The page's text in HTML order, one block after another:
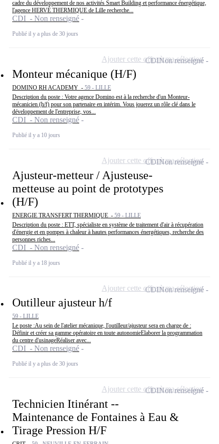
cadre du développement de nos activités Smart Building et performance énergétique,
l'agence HERVÉ THERMIQUE de Lille recherche...
CDI - Non renseigné
Publié il y a plus de 30 jours
Monteur mécanique (H/F)
DOMINO RH ACADEMY - 59 - LILLE
Description du poste : Votre agence Domino est à la recherche d'un Monteur-
mécanicien (h/f) pour son partenaire en intérim. Vous jouerez un rôle clé dans le
développement de l'entreprise, vos...
CDI - Non renseigné
Publié il y a 10 jours
CDINon renseigné
Ajouter cette offre à ma sélection
Ajusteur-metteur / Ajusteuse-
metteuse au point de prototypes
(H/F)
ENERGIE TRANSFERT THERMIQUE - 59 - LILLE
Description du poste : ETT, spécialiste en système de traitement d'air à récupération
d'énergie et en pompes à chaleur à hautes performances énergétiques, recherche des
personnes riches...
CDI - Non renseigné
Publié il y a 18 jours
CDINon renseigné
Ajouter cette offre à ma sélection
Outilleur ajusteur h/f
59 - LILLE
Le poste :Au sein de l'atelier mécanique, l'outilleur/ajusteur sera en charge de :
Définir et créer sa gamme opératoire en toute autonomieElaborer la programmation
du centre d'usinageRéaliser avec...
CDI - Non renseigné
Publié il y a plus de 30 jours
CDINon renseigné
Ajouter cette offre à ma sélection
Technicien Itinérant --
Maintenance de Fontaines à Eau &
Tirage Pression H/F
CDINon renseigné
Ajouter cette offre à ma sélection